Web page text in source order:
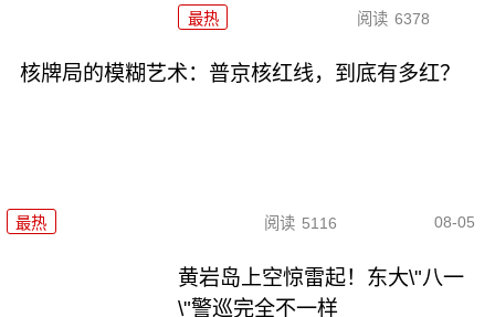
最热 阅读 6378
核牌局的模糊艺术：普京核红线，到底有多红？
最热 阅读 5116 08-05
黄岩岛上空惊雷起！东大\"八一
\"警巡完全不一样